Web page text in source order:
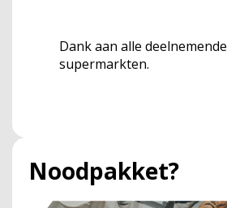
Dank aan alle deelnemende
supermarkten.
Noodpakket?